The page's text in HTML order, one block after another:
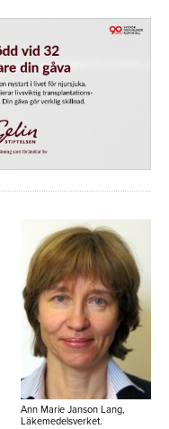
Ann Marie Janson Lang,
Läkemedelsverket.